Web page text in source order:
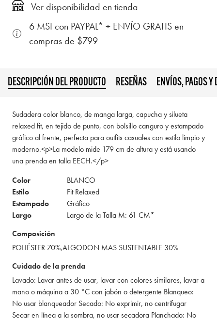
Ver disponibilidad en tienda
6 MSI con PAYPAL* + ENVÍO GRATIS en
compras de $799
DESCRIPCIÓN DEL PRODUCTO RESEÑAS ENVÍOS, PAGOS Y
Sudadera color blanco, de manga larga, capucha y silueta
relaxed fit, en tejido de punto, con bolsillo canguro y estampado
gráfico al frente, perfecta para outfits casuales con estilo limpio y
moderno.<p>La modelo mide 179 cm de altura y está usando
una prenda en talla EECH.</p>
Color
BLANCO
Estilo
Fit Relaxed
Estampado
Gráfico
Largo
Largo de la Talla M: 61 CM*
Composición
POLIÉSTER 70%,ALGODON MAS SUSTENTABLE 30%
Cuidado de la prenda
Lavado: Lavar antes de usar, lavar con colores similares, lavar a
mano o máquina a 30 °C con jabón o detergente Blanqueo:
No usar blanqueador Secado: No exprimir, no centrifugar
Secar en línea a la sombra, no usar secadora Planchado: No